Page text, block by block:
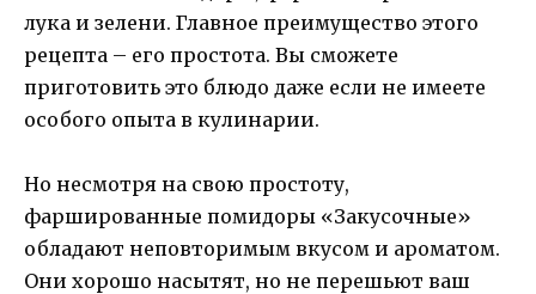
лука и зелени. Главное преимущество этого
рецепта – его простота. Вы сможете
приготовить это блюдо даже если не имеете
особого опыта в кулинарии.
Но несмотря на свою простоту,
фаршированные помидоры «Закусочные»
обладают неповторимым вкусом и ароматом.
Они хорошо насытят, но не перешьют ваш